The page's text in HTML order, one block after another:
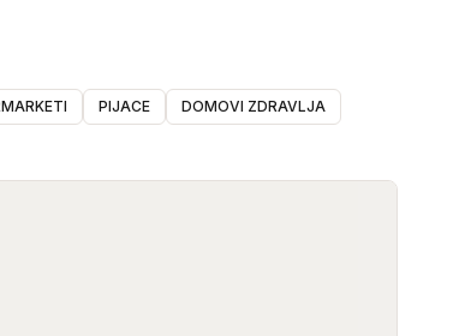
PIJACE
DOMOVI ZDRAVLJA